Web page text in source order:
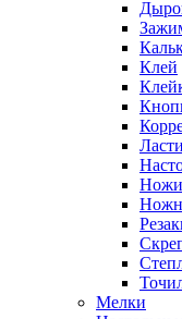
Клей
Ножи
Мелки